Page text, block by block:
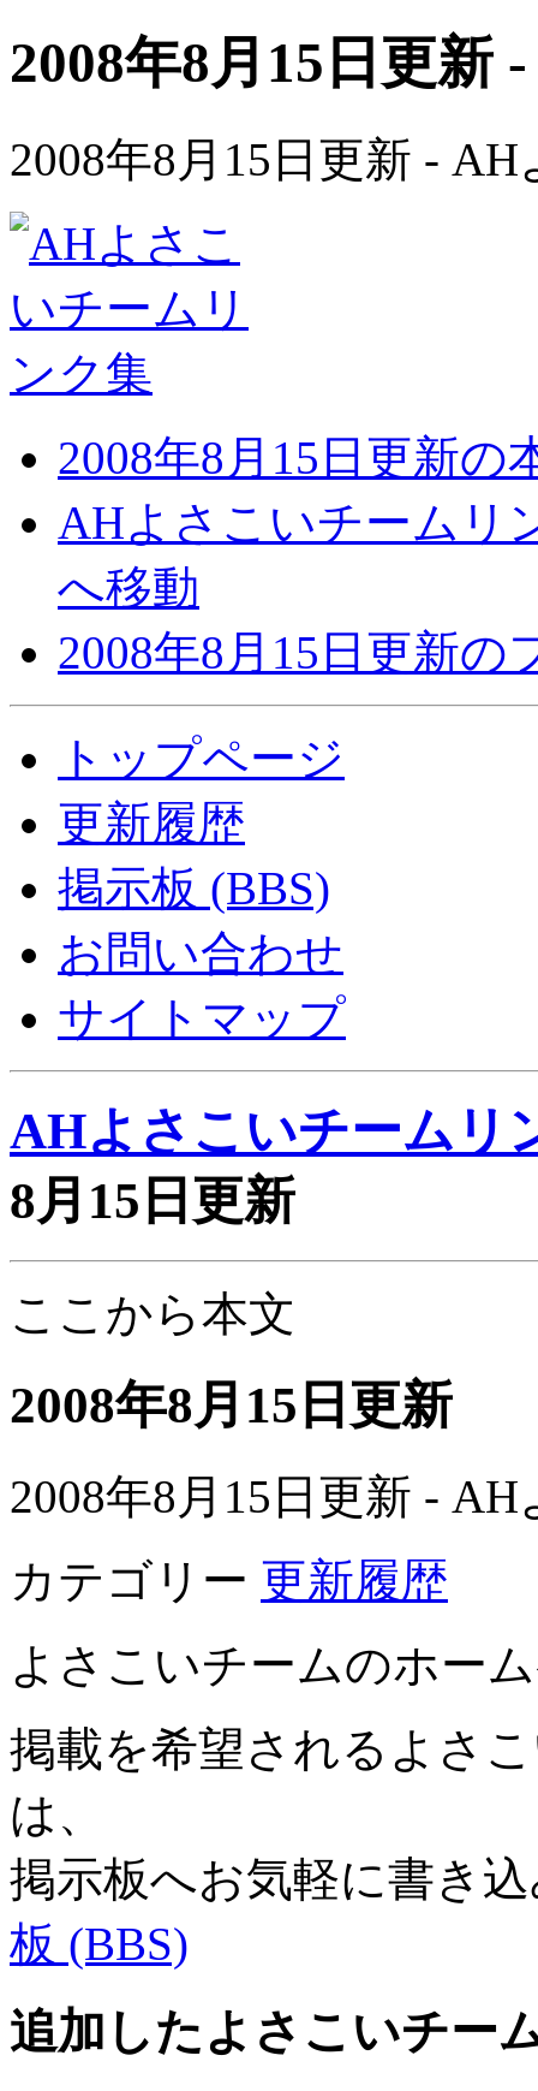
2008年8月15日更新
2008年8月15日更新 -
2008年8月15日更新の
AHよさこいチームリ
へ移動
2008年8月15日更新の
トップページ
更新履歴
掲示板 (BBS)
お問い合わせ
サイトマップ
AHよさこいチームリ
8月15日更新
ここから本文
2008年8月15日更新
2008年8月15日更新 -
カテゴリー 更新履歴
よさこいチームのホー
掲載を希望されるよさ
は、
掲示板へお気軽に書き
板 (BBS)
追加したよさこいチー